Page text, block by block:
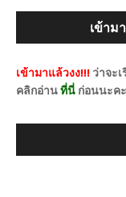
เข้าม
เข้ามาแล้วงง!!!ว่าจะ
คลิกอ่านที่นี่ ก่อนนะคะ